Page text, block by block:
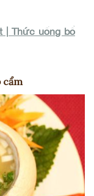
| Thức uống bổ
cẩm